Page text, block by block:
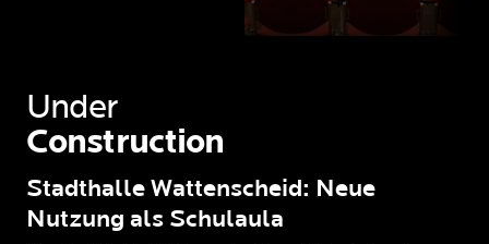
Under
Construction
Stadthalle Wattenscheid: Neue
Nutzung als Schulaula